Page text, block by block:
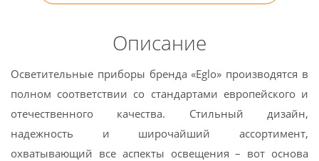
Описание
Осветительные приборы бренда «Eglo» производятся в
полном соответствии со стандартами европейского и
отечественного качества. Стильный дизайн,
надежность и широчайший ассортимент,
охватывающий все аспекты освещения – вот основа